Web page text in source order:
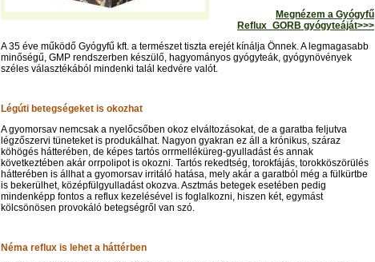
Megnézem a Gyógyfű
Reflux_GORB gyógyteáját>>>
A 35 éve működő Gyógyfű kft. a természet tiszta erejét kínálja Önnek. A legmagasabb
minőségű, GMP rendszerben készülő, hagyományos gyógyteák, gyógynövények
széles választékából mindenki talál kedvére valót.
Légúti betegségeket is okozhat
A gyomorsav nemcsak a nyelőcsőben okoz elváltozásokat, de a garatba feljutva
légzőszervi tüneteket is produkálhat. Nagyon gyakran ez áll a krónikus, száraz
köhögés hátterében, de képes tartós orrmelléküreg-gyulladást és annak
következtében akár orrpolipot is okozni. Tartós rekedtség, torokfájás, torokköszörülés
hátterében is állhat a gyomorsav irritáló hatása, mely akár a garatból még a fülkürtbe
is bekerülhet, középfülgyulladást okozva. Asztmás betegek esetében pedig
mindenképp fontos a reflux kezelésével is foglalkozni, hiszen két, egymást
kölcsönösen provokáló betegségről van szó.
Néma reflux is lehet a háttérben